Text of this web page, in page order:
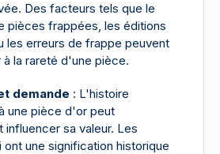
Des facteurs tels que le
pièces frappées, les éditions
les erreurs de frappe peuvent
la rareté d'une pièce.
demande : L'histoire
une pièce d'or peut
influencer sa valeur. Les
ont une signification historique